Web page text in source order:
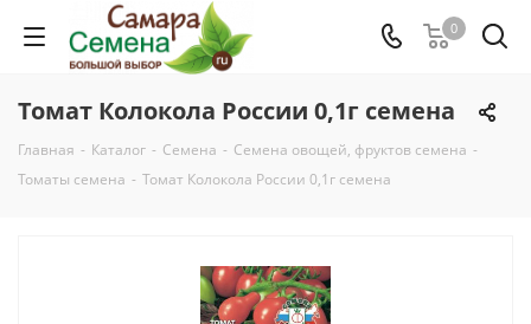
0
Томат Колокола России 0,1г семена
Главная - Каталог - Семена - Семена овощей, фруктов семена -
Томаты семена - Томат Колокола России 0,1г семена